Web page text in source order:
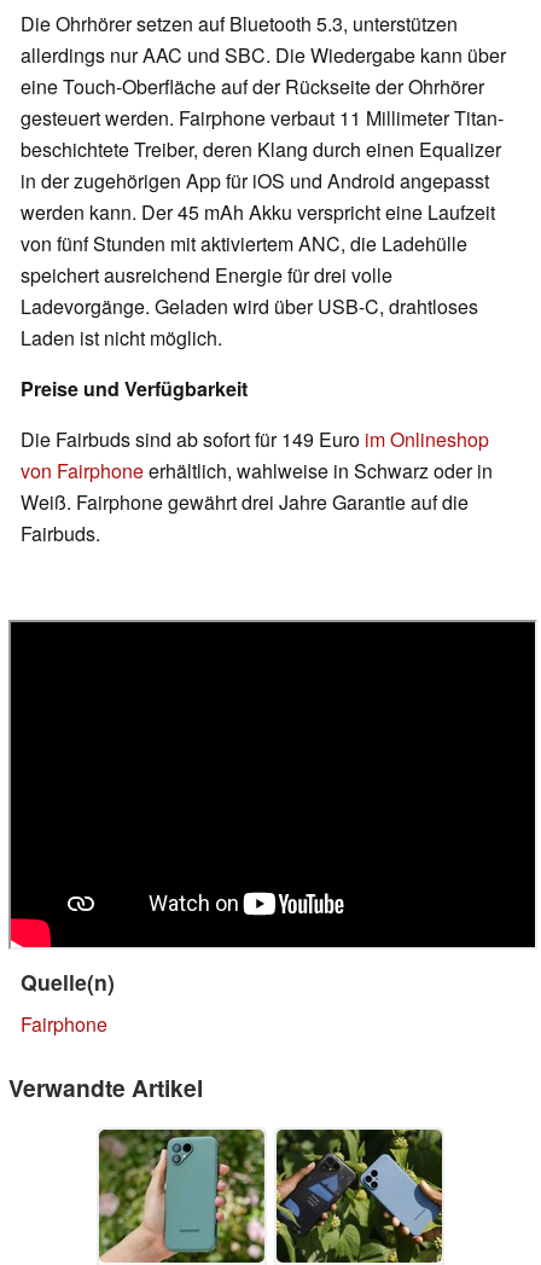
Die Ohrhörer setzen auf Bluetooth 5.3, unterstützen
allerdings nur AAC und SBC. Die Wiedergabe kann über
eine Touch-Oberfläche auf der Rückseite der Ohrhörer
gesteuert werden. Fairphone verbaut 11 Millimeter Titan-
beschichtete Treiber, deren Klang durch einen Equalizer
in der zugehörigen App für iOS und Android angepasst
werden kann. Der 45 mAh Akku verspricht eine Laufzeit
von fünf Stunden mit aktiviertem ANC, die Ladehülle
speichert ausreichend Energie für drei volle
Ladevorgänge. Geladen wird über USB-C, drahtloses
Laden ist nicht möglich.
Preise und Verfügbarkeit
Die Fairbuds sind ab sofort für 149 Euro im Onlineshop
von Fairphoneerhältlich, wahlweise in Schwarz oder in
Weiß. Fairphone gewährt drei Jahre Garantie auf die
Fairbuds.
Quelle(n)
Fairphone
Verwandte Artikel